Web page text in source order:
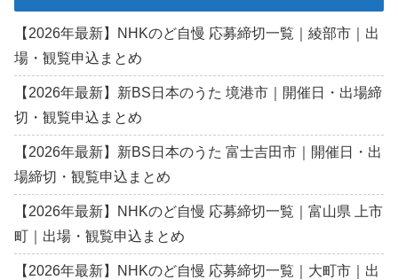
【2026年最新】NHKのど自慢 応募締切一覧｜綾部市｜出
場・観覧申込まとめ
【2026年最新】新BS日本のうた 境港市｜開催日・出場締
切・観覧申込まとめ
【2026年最新】新BS日本のうた 富士吉田市｜開催日・出
場締切・観覧申込まとめ
【2026年最新】NHKのど自慢 応募締切一覧｜富山県 上市
町｜出場・観覧申込まとめ
【2026年最新】NHKのど自慢 応募締切一覧｜大町市｜出